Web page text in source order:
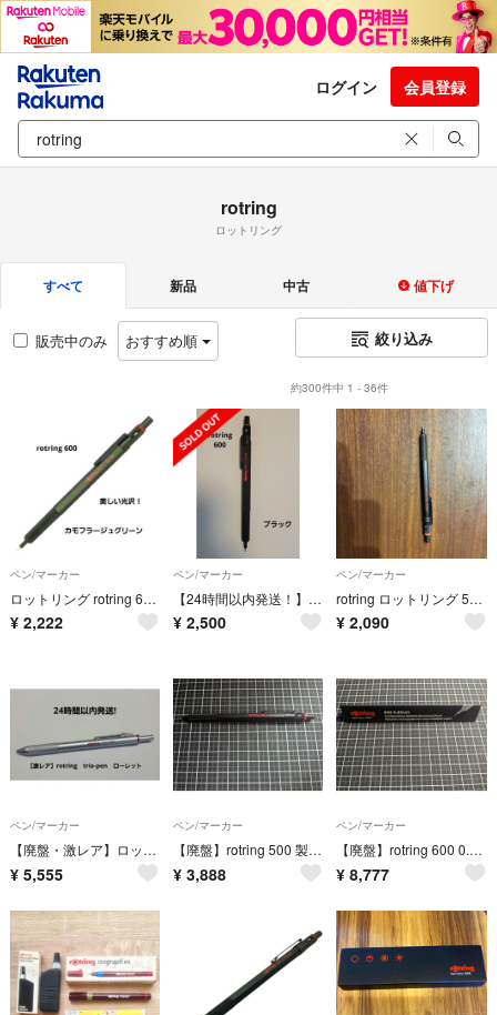
ログイン 会員登録
rotring
ロットリング
すべて 新品 中古 値下げ
販売中のみ おすすめ順 絞り込み
約300件中 1 - 36件
ペン/マーカー
ロットリング rotring 600 シャープペンシル カモフラージュグリーン 0.5mm
¥ 2,222
ペン/マーカー
【24時間以内発送！】ロットリング rotring 600 シャープペンシル ブラック 0.5mm
¥ 2,500
ペン/マーカー
rotring ロットリング 500シャープペンシル 製図用 ブラック ロングスリーブ 502505n
¥ 2,090
ペン/マーカー
【廃盤・激レア】ロットリング トリオペン ローレットモデル 赤黒シャープ 多機能
¥ 5,555
ペン/マーカー
【廃盤】rotring 500 製図用シャープペンシル 0.35mm
¥ 3,888
ペン/マーカー
【廃盤】rotring 600 0.35mm シルバー メカニカルペンシル
¥ 8,777